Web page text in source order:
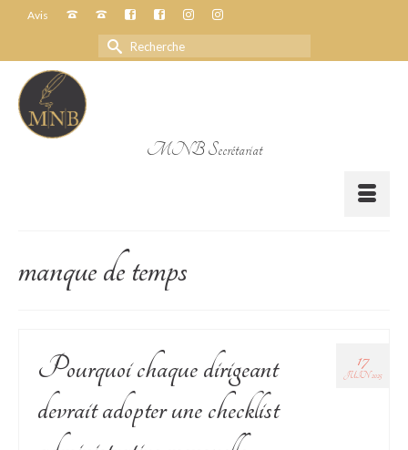
Avis
Rechercher :
MNB Secrétariat
manque de temps
17
JUIN 2025
Pourquoi chaque dirigeant
devrait adopter une checklist